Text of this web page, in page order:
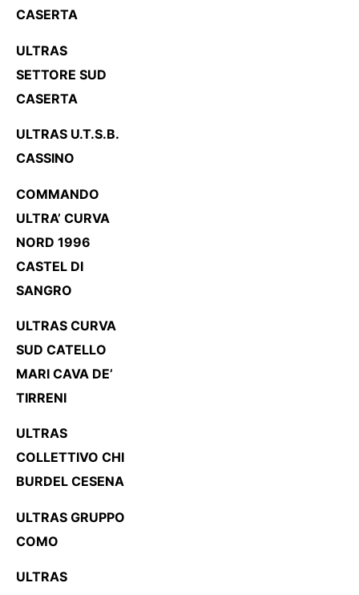
CASERTA
ULTRAS
SETTORE SUD
CASERTA
ULTRAS U.T.S.B.
CASSINO
COMMANDO
ULTRA’ CURVA
NORD 1996
CASTEL DI
SANGRO
ULTRAS CURVA
SUD CATELLO
MARI CAVA DE’
TIRRENI
ULTRAS
COLLETTIVO CHI
BURDEL CESENA
ULTRAS GRUPPO
COMO
ULTRAS